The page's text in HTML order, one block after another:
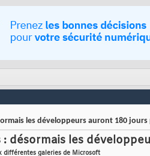
les développeurs auront 180
: désormais les
différentes galeries de Microsoft